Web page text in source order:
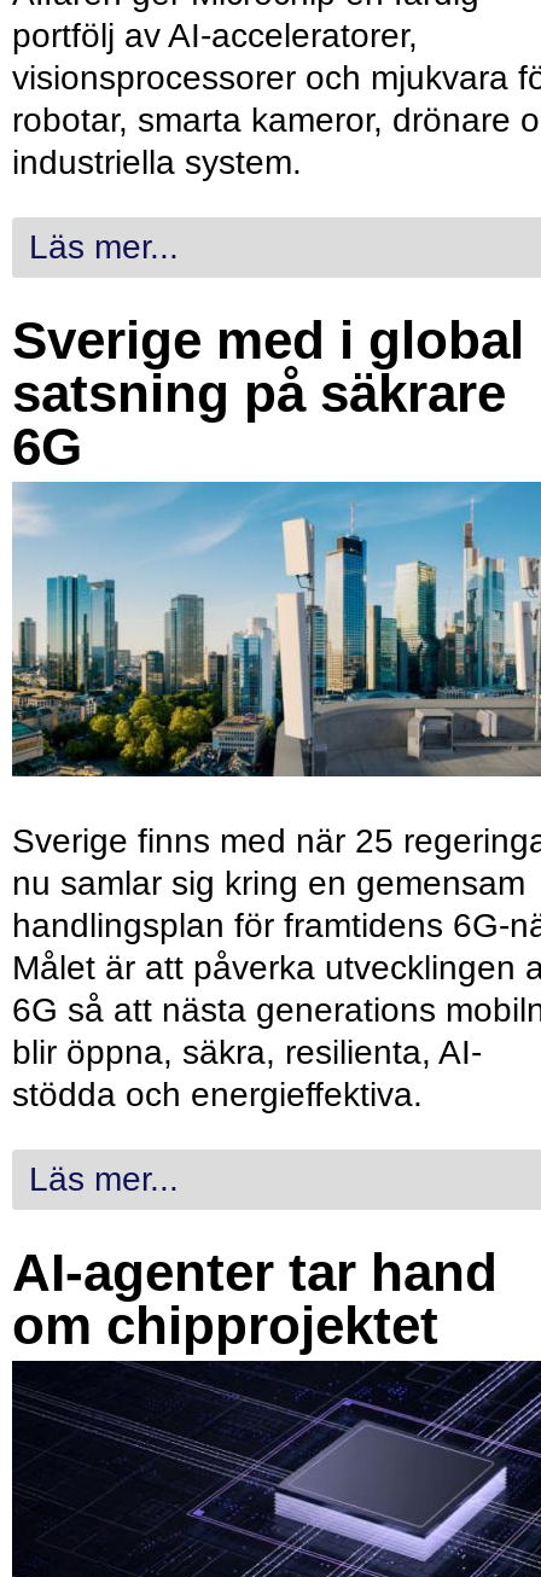
portfölj av AI-acceleratorer,
visionsprocessorer och mjukvara
robotar, smarta kameror, drönare
industriella system.
Läs mer...
Sverige med i global
satsning på säkrare
6G
Sverige finns med när 25
nu samlar sig kring en gemensam
handlingsplan för framtidens 6G-
Målet är att påverka utvecklingen
6G så att nästa generations
blir öppna, säkra, resilienta, AI-
stödda och energieffektiva.
Läs mer...
AI-agenter tar hand
om chipprojektet